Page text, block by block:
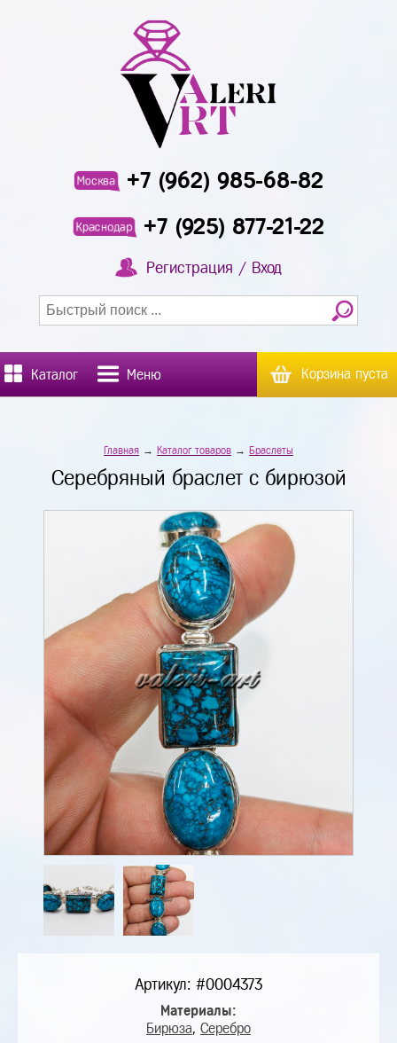
Москва +7 (962) 985-68-82
Краснодар +7 (925) 877-21-22
Регистрация / Вход
Каталог Меню Корзина пуста
Главная → Каталог товаров → Браслеты
Серебряный браслет с бирюзой
Артикул: #0004373
Материалы:
Бирюза, Серебро